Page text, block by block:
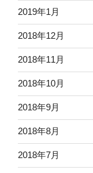
2019年1月
2018年12月
2018年11月
2018年10月
2018年9月
2018年8月
2018年7月